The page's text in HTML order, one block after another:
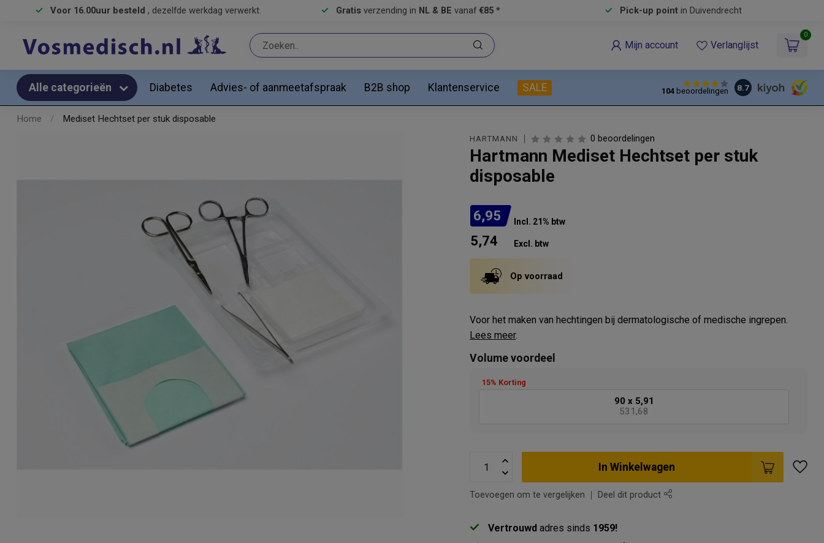
Voor 16.00uur besteld , dezelfde werkdag verwerkt. Gratis verzending in NL & BE vanaf €85 * Pick-up pointin Duivendrecht
Mijn account Verlanglijst
0
Alle categorieën Diabetes Advies- of aanmeetafspraak B2B shop Klantenservice SALE 104beoordelingen 8.7
Home / Mediset Hechtset per stuk disposable
HARTMANN 0 beoordelingen
Hartmann Mediset Hechtset per stuk
disposable
6,95 Incl. 21% btw
5,74 Excl. btw
Op voorraad
Voor het maken van hechtingen bij dermatologische of medische ingrepen.
Lees meer.
Volume voordeel
15% Korting
90 x 5,91
531,68
In Winkelwagen
Toevoegen om te vergelijken Deel dit product
Vertrouwd adres sinds 1959!